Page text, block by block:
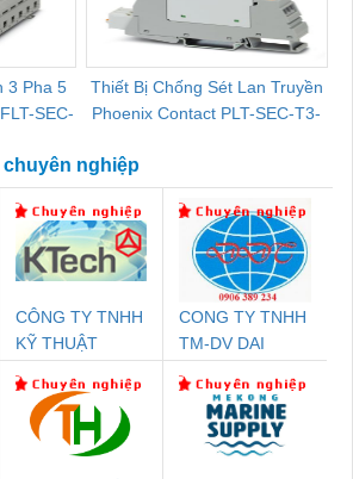
3 Pha 5
SEC-
Thiết Bị Chống Sét Lan Truyền
Phoenix Contact PLT-SEC-T3-
chuyên nghiệp
CÔNG TY TNHH
KỸ THUẬT
NAM
CONG TY TNHH
TM-DV DAI